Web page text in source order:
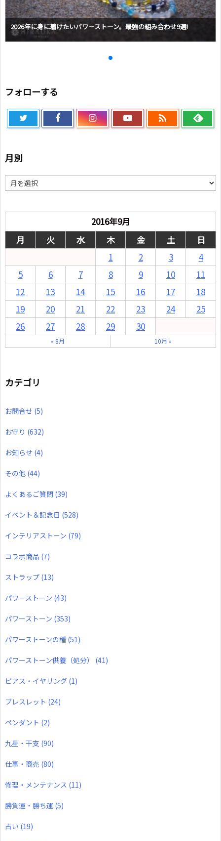
2026年に身に着けたいパワーストーン。最強の組み合わせ9選!
フォローする

月別
別
2016年9月
月
火 水 木 金 土
日
1
2 3
4
5
6 7 8 9 10
11
12
13 14 15 16 17
18
19
20 21 22 23 24
25
26
27 28 29 30
« 8月 10月 »
カテゴリ
お問合せ (5)
お守り (632)
お知らせ (4)
その他 (44)
よくあるご質問 (39)
イベント＆記念日 (528)
インテリアストーン (79)
コラボ商品 (7)
ストラップ (13)
パワーストーン (43)
パワーストーン (353)
パワーストーンの種 (51)
パワーストーン供養（処分） (41)
ピアス・イヤリング (1)
ブレスレット (24)
ペンダント (2)
九星・干支 (90)
仕事・商売 (80)
修理・メンテナンス (11)
勝負運・勝ち運 (5)
占い (19)